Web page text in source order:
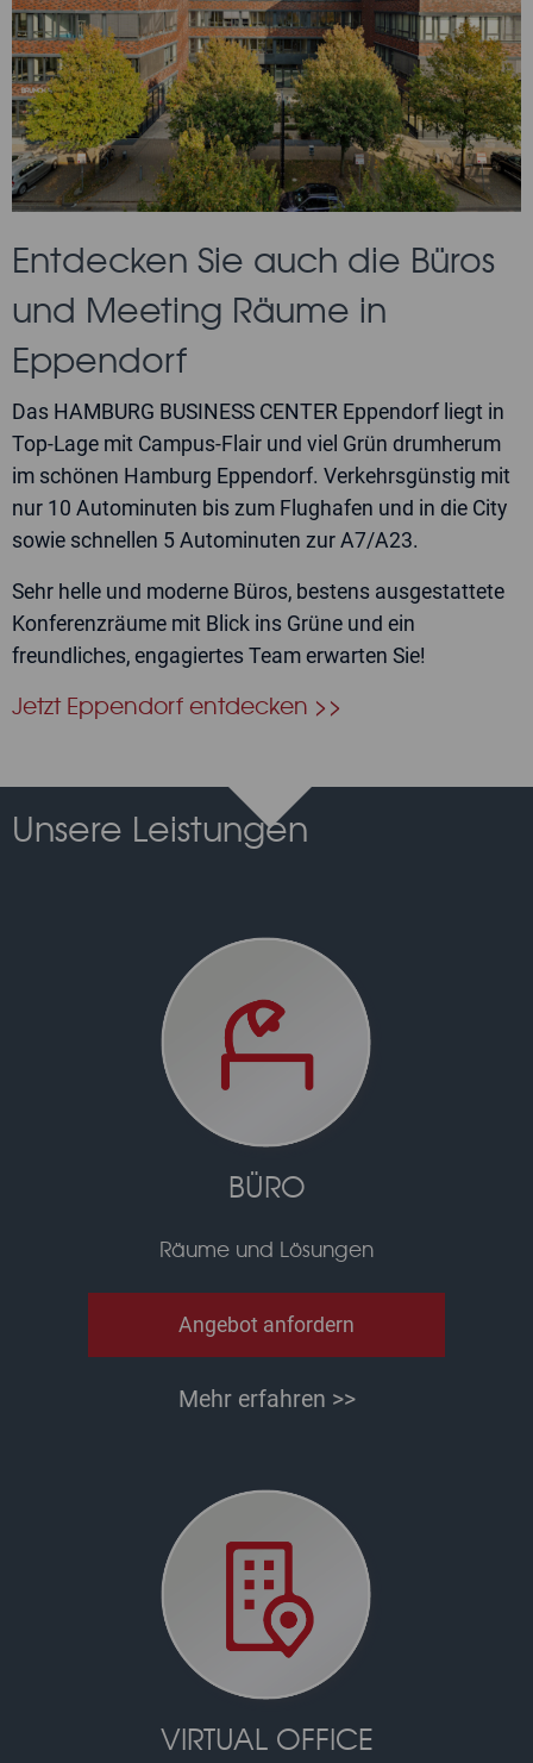
Entdecken Sie auch die Büros
und Meeting Räume in
Eppendorf
Das HAMBURG BUSINESS CENTER Eppendorf liegt in
Top-Lage mit Campus-Flair und viel Grün drumherum
im schönen Hamburg Eppendorf. Verkehrsgünstig mit
nur 10 Autominuten bis zum Flughafen und in die City
sowie schnellen 5 Autominuten zur A7/A23.
Sehr helle und moderne Büros, bestens ausgestattete
Konferenzräume mit Blick ins Grüne und ein
freundliches, engagiertes Team erwarten Sie!
Jetzt Eppendorf entdecken >>
Unsere Leistungen
BÜRO
Räume und Lösungen
Angebot anfordern
Mehr erfahren >>
VIRTUAL OFFICE